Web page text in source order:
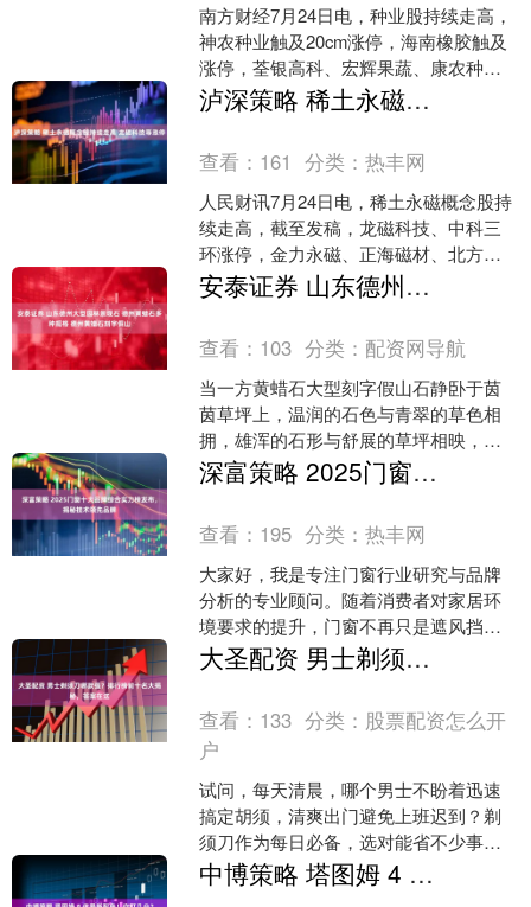
南方财经7月24日电，种业股持续走高，
神农种业触及20cm涨停，海南橡胶触及
涨停，荃银高科、宏辉果蔬、康农种业
纷纷上扬。....
泸深策略 稀土永磁概念股持续走高 龙磁科技等涨停
查看： 161 分类：热丰网
人民财讯7月24日电，稀土永磁概念股持
续走高，截至发稿，龙磁科技、中科三
环涨停，金力永磁、正海磁材、北方稀
土、广晟有色等纷纷上扬。....安泰证券 山东德州大型园林景观石 德州黄蜡石多种规格 德州黄蜡石刻字假山
查看： 103 分类： 配资网导航
当一方黄蜡石大型刻字假山石静卧于茵
茵草坪上，温润的石色与青翠的草色相
拥，雄浑的石形与舒展的草坪相映，刀
刻的字迹在天光云影中若隐若现，这不
仅是一次景观的布置，更是....
深富策略 2025门窗十大品牌综合实力榜发布，揭秘技术领先品牌
查看： 195 分类：热丰网
大家好，我是专注门窗行业研究与品牌
分析的专业顾问。随着消费者对家居环
境要求的提升，门窗不再只是遮风挡雨
的设施，更是隔音、安全、节能与美观
的综合体现。市场上品牌众....
大圣配资 男士剃须刀哪款强？排行榜前十名大揭秘，答案在这
查看： 133 分类： 股票配资怎么开
户
试问，每天清晨，哪个男士不盼着迅速
搞定胡须，清爽出门避免上班迟到？剃
须刀作为每日必备，选对能省不少事。
优质剃须刀，刀头设计贴合面部，转速
强劲，几分钟就能干净利落....
中博策略 塔图姆 4 代最新配色！你打几分？